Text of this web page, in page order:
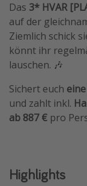
Reisepassfreie
Travel Know How
Silvesterreisen
Last Minute
Last Minute
Das 3* HVAR
auf der
Ziemlich schick
könnt ihr
lauschen. 🎶
Sichert euch
und zahlt inkl.
ab 887 € pro
Highlights